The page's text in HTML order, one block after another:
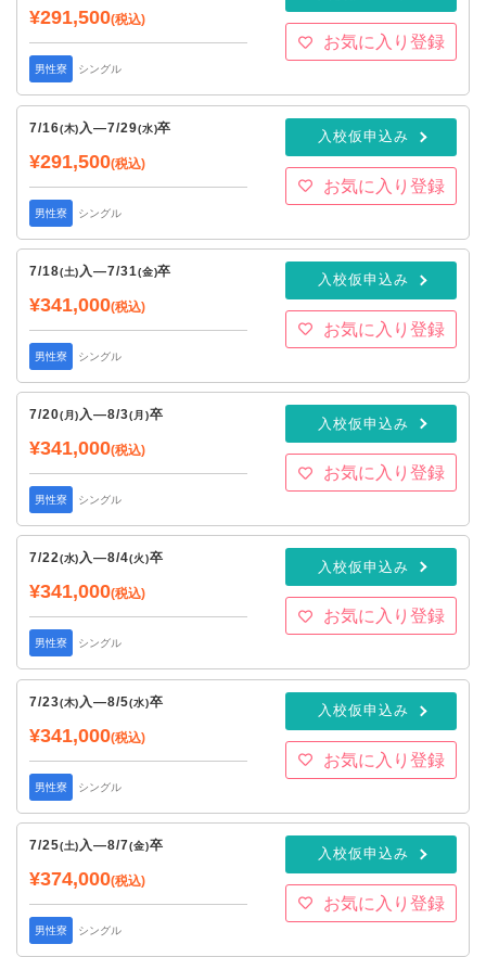
¥291,500(税込)
男性寮 シングル
お気に入り登録
7/16(木) 入—7/29(水)卒
¥291,500(税込)
男性寮 シングル
入校仮申込み
お気に入り登録
7/18(土) 入—7/31(金)卒
¥341,000(税込)
男性寮 シングル
入校仮申込み
お気に入り登録
7/20(月)入—8/3(月)卒
¥341,000(税込)
男性寮 シングル
入校仮申込み
お気に入り登録
7/22(水)入—8/4(火)卒
¥341,000(税込)
男性寮 シングル
入校仮申込み
お気に入り登録
7/23(木) 入—8/5(水)卒
¥341,000(税込)
男性寮 シングル
入校仮申込み
お気に入り登録
7/25(土) 入—8/7(金)卒
¥374,000(税込)
男性寮 シングル
入校仮申込み
お気に入り登録